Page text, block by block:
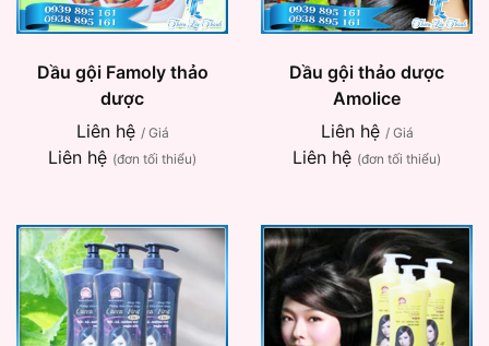
Dầu gội Famoly thảo
dược
Liên hệ / Giá
Liên hệ (đơn tối thiểu)
Dầu gội thảo dược
Amolice
Liên hệ / Giá
Liên hệ (đơn tối thiểu)